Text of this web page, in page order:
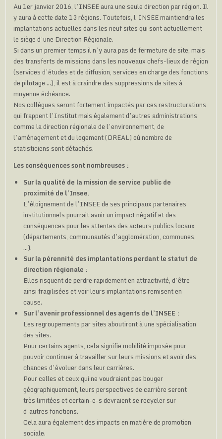
Au 1er janvier 2016, l’INSEE aura une seule direction par région. Il
y aura à cette date 13 régions. Toutefois, l’INSEE maintiendra les
implantations actuelles dans les neuf sites qui sont actuellement
le siège d’une Direction Régionale.
Si dans un premier temps il n’y aura pas de fermeture de site, mais
des transferts de missions dans les nouveaux chefs-lieux de région
(services d’études et de diffusion, services en charge des fonctions
de pilotage …), il est à craindre des suppressions de sites à
moyenne échéance.
Nos collègues seront fortement impactés par ces restructurations
qui frappent l’Institut mais également d’autres administrations
comme la direction régionale de l’environnement, de
l’aménagement et du logement (DREAL) où nombre de
statisticiens sont détachés.
Les conséquences sont nombreuses :
Sur la qualité de la mission de service public de
proximité de l’Insee.
L’éloignement de l’INSEE de ses principaux partenaires
institutionnels pourrait avoir un impact négatif et des
conséquences pour les attentes des acteurs publics locaux
(départements, communautés d’agglomération, communes,
…).
Sur la pérennité des implantations perdant le statut de
direction régionale :
Elles risquent de perdre rapidement en attractivité, d’être
ainsi fragilisées et voir leurs implantations remisent en
cause.
Sur l’avenir professionnel des agents de l’INSEE :
Les regroupements par sites aboutiront à une spécialisation
des sites.
Pour certains agents, cela signifie mobilité imposée pour
pouvoir continuer à travailler sur leurs missions et avoir des
chances d’évoluer dans leur carrières.
Pour celles et ceux qui ne voudraient pas bouger
géographiquement, leurs perspectives de carrière seront
très limitées et certain-e-s devraient se recycler sur
d’autres fonctions.
Cela aura également des impacts en matière de promotion
sociale.